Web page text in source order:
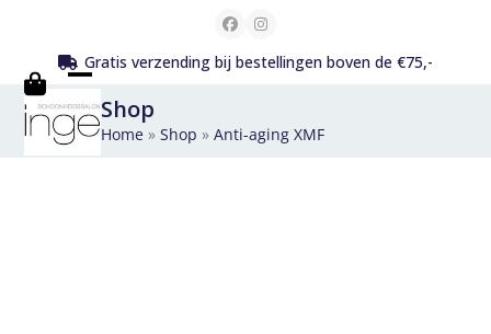
content
FacebookInstagram
Gratis verzending bij bestellingen boven de €75,-
Open
mobile
Close
mobile
Shop
Home »Shop »Anti-aging XMF